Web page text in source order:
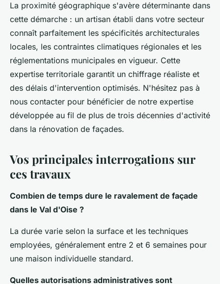
La proximité géographique s'avère déterminante dans
cette démarche : un artisan établi dans votre secteur
connaît parfaitement les spécificités architecturales
locales, les contraintes climatiques régionales et les
réglementations municipales en vigueur. Cette
expertise territoriale garantit un chiffrage réaliste et
des délais d'intervention optimisés. N'hésitez pas à
nous contacter pour bénéficier de notre expertise
développée au fil de plus de trois décennies d'activité
dans la rénovation de façades.
Vos principales interrogations sur
ces travaux
Combien de temps dure le ravalement de façade
dans le Val d'Oise ?
La durée varie selon la surface et les techniques
employées, généralement entre 2 et 6 semaines pour
une maison individuelle standard.
Quelles autorisations administratives sont